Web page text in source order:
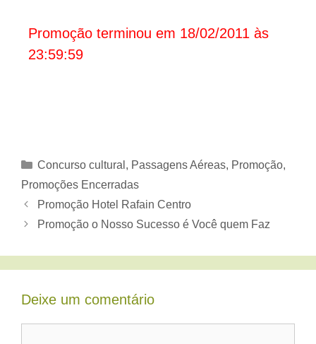
Promoção terminou em 18/02/2011 às
23:59:59
Categorias
Concurso cultural , Passagens Aéreas, Promoção,
Promoções Encerradas
Promoção Hotel Rafain Centro
Promoção o Nosso Sucesso é Você quem Faz
Deixe um comentário